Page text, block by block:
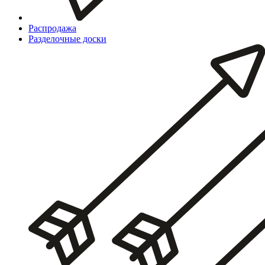
Распродажа
Разделочные доски